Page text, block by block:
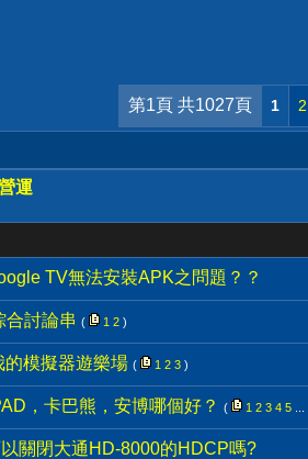
第1頁 共1027頁 1 2
運
TV無法安裝APK之問題？？
合討論串 ( 1 2 )
的模擬器遊樂場 ( 1 2 3 )
，卡巴熊，安博哪個好？ ( 1 2 3 4 5
關閉大通HD-8000的HDCP嗎?